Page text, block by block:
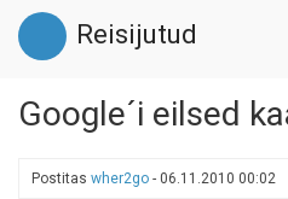
Liigu
edasi
põhisisu
Reisijutud
Google´i eilsed
Postitas wher2go - 06.11.2010 00:02